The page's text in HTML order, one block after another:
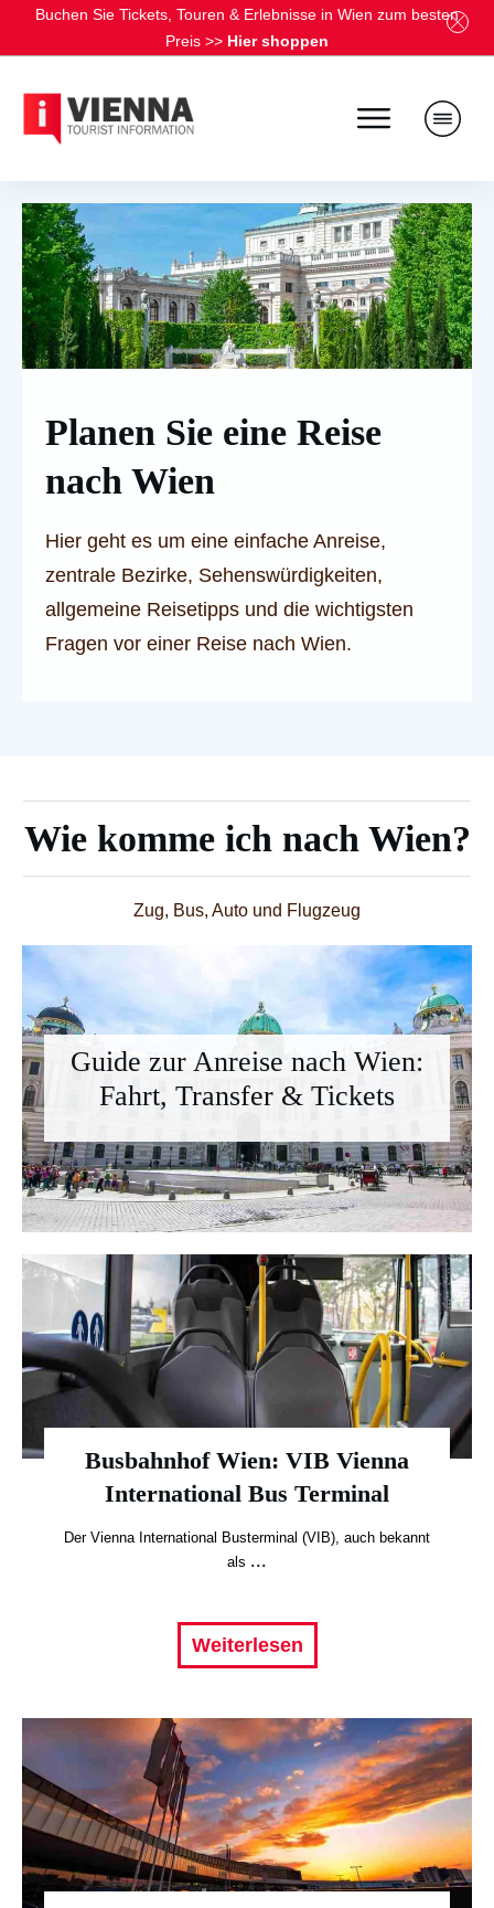
Planen Sie eine Reise
nach Wien
Hier geht es um eine einfache Anreise,
zentrale Bezirke, Sehenswürdigkeiten,
allgemeine Reisetipps und die wichtigsten
Fragen vor einer Reise nach Wien.
Wie komme ich nach Wien?
Zug, Bus, Auto und Flugzeug
Guide zur Anreise nach Wien:
Fahrt, Transfer & Tickets
Busbahnhof Wien: VIB Vienna
International Bus Terminal
Der Vienna International Busterminal (VIB), auch bekannt
als ...
Weiterlesen
Buchen Sie Tickets, Touren & Erlebnisse in Wien zum besten
Preis >> Hier shoppen